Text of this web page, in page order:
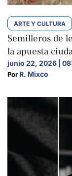
ARTE Y CULTURA
Semilleros de
la apuesta
junio 22, 2026 |
Por R. Mixco